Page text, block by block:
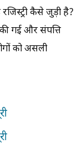
कैसे जुड़ी है?
गई और संपत्ति
को असली